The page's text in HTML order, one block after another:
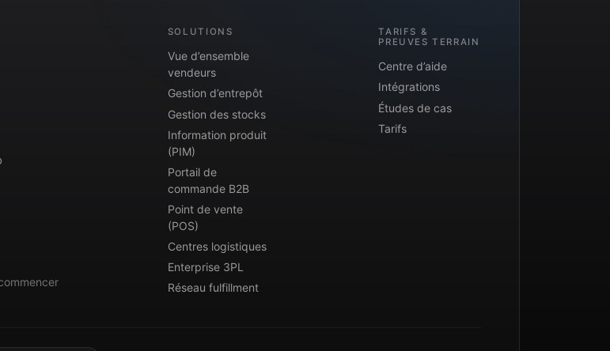
SOLUTIONS
Vue d’ensemble
vendeurs
Gestion d’entrepôt
Gestion des stocks
Information produit
(PIM)
Portail de
commande B2B
Point de vente
(POS)
Centres logistiques
Enterprise 3PL
Réseau fulfillment
TARIFS &
PREUVES TERRAIN
Centre d’aide
Intégrations
Études de cas
Tarifs